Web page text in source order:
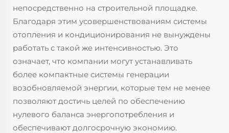
непосредственно на строительной площадке.
Благодаря этим усовершенствованиям системы
отопления и кондиционирования не вынуждены
работать с такой же интенсивностью. Это
означает, что компании могут устанавливать
более компактные системы генерации
возобновляемой энергии, которые тем не менее
позволяют достичь целей по обеспечению
нулевого баланса энергопотребления и
обеспечивают долгосрочную экономию.